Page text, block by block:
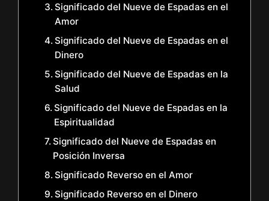
Significado del Nueve de Espadas en el
Amor
Significado del Nueve de Espadas en el
Dinero
Significado del Nueve de Espadas en la
Salud
Significado del Nueve de Espadas en la
Espiritualidad
Significado del Nueve de Espadas en
Posición Inversa
Significado Reverso en el Amor
Significado Reverso en el Dinero